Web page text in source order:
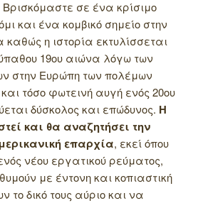
Βρισκόμαστε σε ένα κρίσιμο
και ένα κομβικό σημείο στην
η ιστορία εκτυλίσσεται
19ου αιώνα λόγω των
στην Ευρώπη των πολέμων
τόσο φωτεινή αυγή ενός 20ου
δύσκολος και επώδυνος. Η
και θα αναζητήσει την
επαρχία, εκεί όπου
νέου εργατικού ρεύματος,
με έντονη και κοπιαστική
το δικό τους αύριο και να